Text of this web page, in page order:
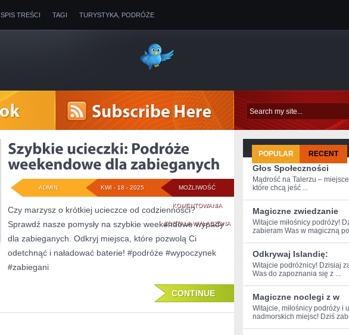
SPIS TREŚCI TAGI TURYSTYKA, PODRÓŻE
MOŻLIWOŚĆ
KOMENTOWANIASZYBKIE
UCIECZKI:
PODRÓŻE
WEEKENDOWE
ZABIEGANYCH
ZOSTAŁA WYŁĄCZONA
KWI - 18 - 2025
ADMIN
Czy marzysz o krótkiej ucieczce od codzienności?
Sprawdź nasze pomysły na szybkie weekendowe wypady
dla zabieganych. Odkryj miejsca, które pozwolą Ci
odetchnąć i naładować baterie! #podróże #wypoczynek
#zabiegani
CONTINUE
POPULAR RECENT
Głos Społeczności
Mądrość na Talerzu –
które chcą jeść ...
Magiczne zwiedzanie
Witajcie ‍miłośnicy‌ podróży!
zabieram Was ‍w magiczną
Odkrywaj Islandię:
Witajcie podróżnicy! Dzisiaj
Was do zapoznania się z ...
Magiczne noclegi z w
Witajcie, miłośnicy podróży i​
nadmorskich miejsc! Dziś⁤